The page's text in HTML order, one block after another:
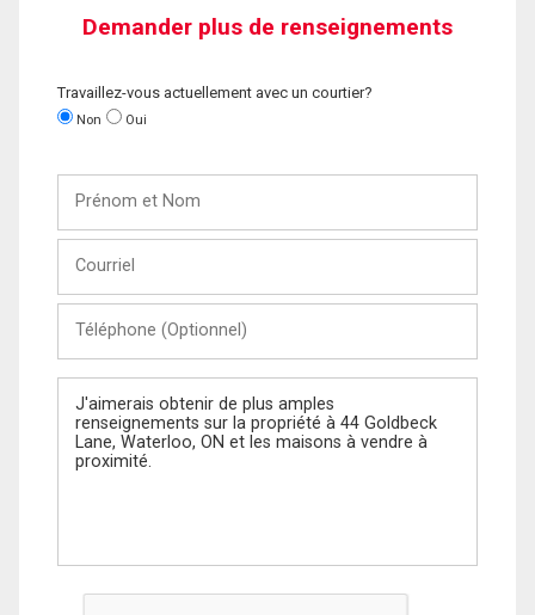
Demander plus de renseignements
Travaillez-vous actuellement avec un courtier?
Non Oui
Nom
(Optionnel)
Message